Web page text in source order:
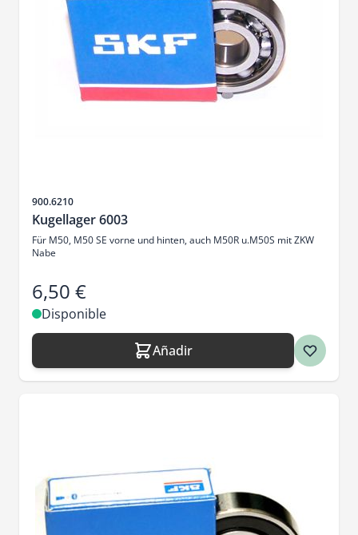
SKU
900.6210
Kugellager 6003
Für M50, M50 SE vorne und hinten, auch M50R u.M50S mit ZKW
Nabe
6,50 €
Disponible
Añadir